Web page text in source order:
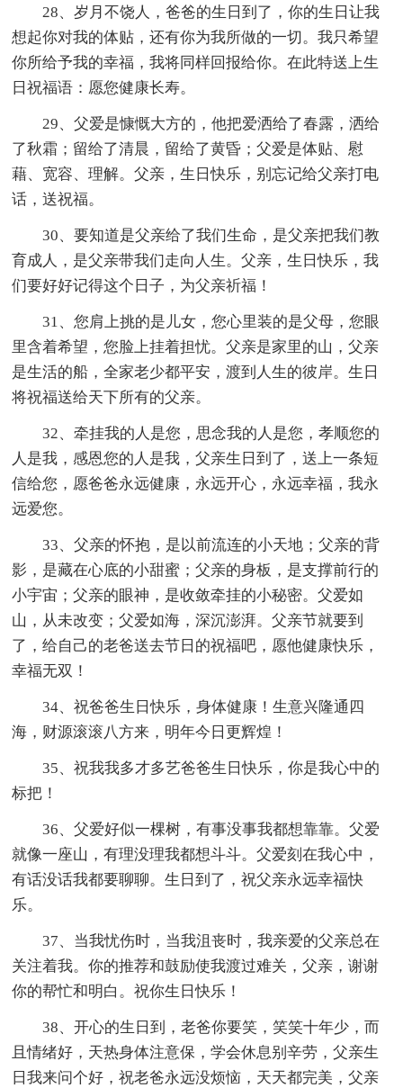
28、岁月不饶人，爸爸的生日到了，你的生日让我
想起你对我的体贴，还有你为我所做的一切。我只希望
你所给予我的幸福，我将同样回报给你。在此特送上生
日祝福语：愿您健康长寿。
29、父爱是慷慨大方的，他把爱洒给了春露，洒给
了秋霜；留给了清晨，留给了黄昏；父爱是体贴、慰
藉、宽容、理解。父亲，生日快乐，别忘记给父亲打电
话，送祝福。
30、要知道是父亲给了我们生命，是父亲把我们教
育成人，是父亲带我们走向人生。父亲，生日快乐，我
们要好好记得这个日子，为父亲祈福！
31、您肩上挑的是儿女，您心里装的是父母，您眼
里含着希望，您脸上挂着担忧。父亲是家里的山，父亲
是生活的船，全家老少都平安，渡到人生的彼岸。生日
将祝福送给天下所有的父亲。
32、牵挂我的人是您，思念我的人是您，孝顺您的
人是我，感恩您的人是我，父亲生日到了，送上一条短
信给您，愿爸爸永远健康，永远开心，永远幸福，我永
远爱您。
33、父亲的怀抱，是以前流连的小天地；父亲的背
影，是藏在心底的小甜蜜；父亲的身板，是支撑前行的
小宇宙；父亲的眼神，是收敛牵挂的小秘密。父爱如
山，从未改变；父爱如海，深沉澎湃。父亲节就要到
了，给自己的老爸送去节日的祝福吧，愿他健康快乐，
幸福无双！
34、祝爸爸生日快乐，身体健康！生意兴隆通四
海，财源滚滚八方来，明年今日更辉煌！
35、祝我我多才多艺爸爸生日快乐，你是我心中的
标把！
36、父爱好似一棵树，有事没事我都想靠靠。父爱
就像一座山，有理没理我都想斗斗。父爱刻在我心中，
有话没话我都要聊聊。生日到了，祝父亲永远幸福快
乐。
37、当我忧伤时，当我沮丧时，我亲爱的父亲总在
关注着我。你的推荐和鼓励使我渡过难关，父亲，谢谢
你的帮忙和明白。祝你生日快乐！
38、开心的生日到，老爸你要笑，笑笑十年少，而
且情绪好，天热身体注意保，学会休息别辛劳，父亲生
日我来问个好，祝老爸永远没烦恼，天天都完美，父亲